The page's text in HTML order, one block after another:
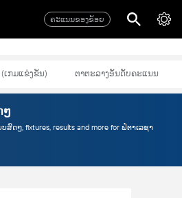
ຄະແນນຂອງຂ້ອຍ
ເກມແຂ່ງຂັນ) ຕາຕະລາງອັນດັບຄະແນນ
ໆ
ສົດໆ, fixtures, results and more for ຟໍຕາເລຊາ